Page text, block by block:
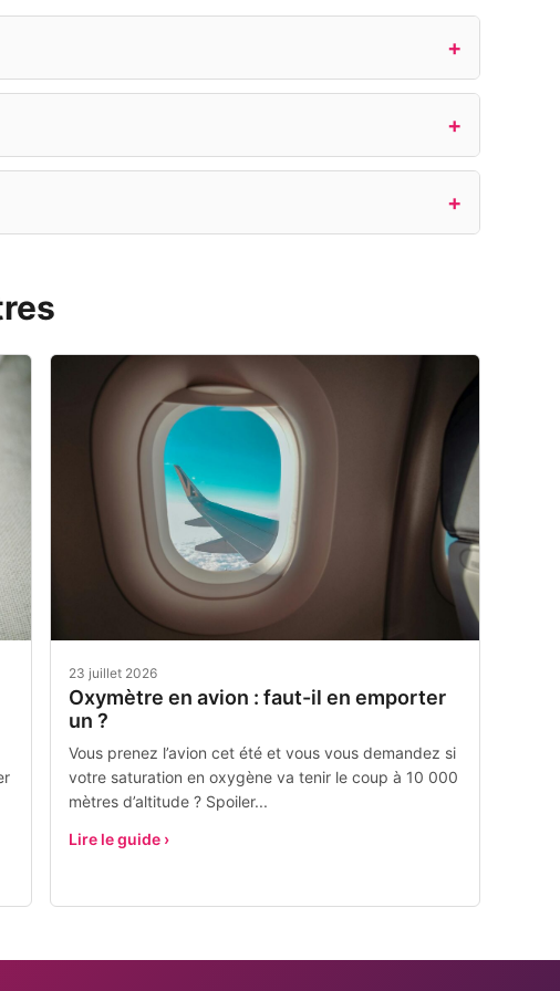
23 juillet 2026
Oxymètre en avion : faut-il en emporter
un ?
Vous prenez l’avion cet été et vous vous demandez si
votre saturation en oxygène va tenir le coup à 10 000
mètres d’altitude ? Spoiler...
Lire le guide ›